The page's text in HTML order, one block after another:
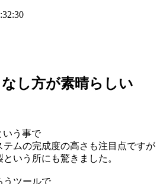
し方が素晴らしい
いう事で
ムの完成度の高さも注目点ですが
いう所にも驚きました。
うツールで